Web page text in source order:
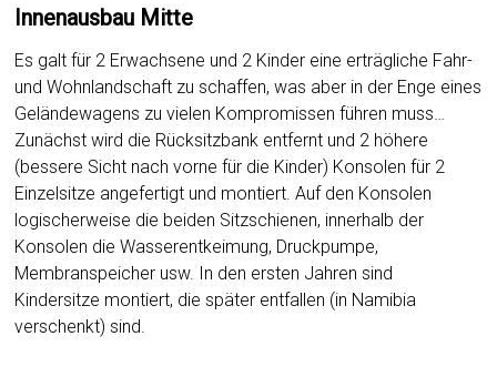
Innenausbau Mitte
Es galt für 2 Erwachsene und 2 Kinder eine erträgliche Fahr-
und Wohnlandschaft zu schaffen, was aber in der Enge eines
Geländewagens zu vielen Kompromissen führen muss…
Zunächst wird die Rücksitzbank entfernt und 2 höhere
(bessere Sicht nach vorne für die Kinder) Konsolen für 2
Einzelsitze angefertigt und montiert. Auf den Konsolen
logischerweise die beiden Sitzschienen, innerhalb der
Konsolen die Wasserentkeimung, Druckpumpe,
Membranspeicher usw. In den ersten Jahren sind
Kindersitze montiert, die später entfallen (in Namibia
verschenkt) sind.